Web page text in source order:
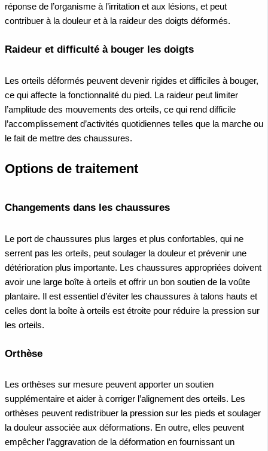
réponse de l’organisme à l’irritation et aux lésions, et peut
contribuer à la douleur et à la raideur des doigts déformés.
Raideur et difficulté à bouger les doigts
Les orteils déformés peuvent devenir rigides et difficiles à bouger,
ce qui affecte la fonctionnalité du pied. La raideur peut limiter
l’amplitude des mouvements des orteils, ce qui rend difficile
l’accomplissement d’activités quotidiennes telles que la marche ou
le fait de mettre des chaussures.
Options de traitement
Changements dans les chaussures
Le port de chaussures plus larges et plus confortables, qui ne
serrent pas les orteils, peut soulager la douleur et prévenir une
détérioration plus importante. Les chaussures appropriées doivent
avoir une large boîte à orteils et offrir un bon soutien de la voûte
plantaire. Il est essentiel d’éviter les chaussures à talons hauts et
celles dont la boîte à orteils est étroite pour réduire la pression sur
les orteils.
Orthèse
Les orthèses sur mesure peuvent apporter un soutien
supplémentaire et aider à corriger l’alignement des orteils. Les
orthèses peuvent redistribuer la pression sur les pieds et soulager
la douleur associée aux déformations. En outre, elles peuvent
empêcher l’aggravation de la déformation en fournissant un